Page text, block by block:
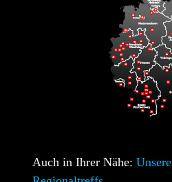
Auch in Ihrer Nähe: Unsere